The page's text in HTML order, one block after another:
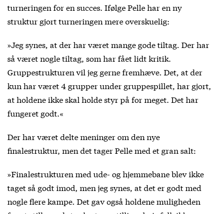
turneringen for en succes. Ifølge Pelle har en ny
struktur gjort turneringen mere overskuelig:
»Jeg synes, at der har været mange gode tiltag. Der har
så været nogle tiltag, som har fået lidt kritik.
Gruppestrukturen vil jeg gerne fremhæve. Det, at der
kun har været 4 grupper under gruppespillet, har gjort,
at holdene ikke skal holde styr på for meget. Det har
fungeret godt.«
Der har været delte meninger om den nye
finalestruktur, men det tager Pelle med et gran salt:
»Finalestrukturen med ude- og hjemmebane blev ikke
taget så godt imod, men jeg synes, at det er godt med
nogle flere kampe. Det gav også holdene muligheden